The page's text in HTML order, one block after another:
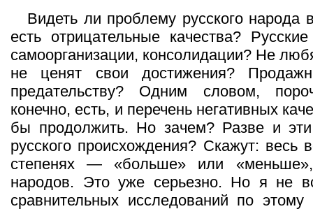
Видеть ли проблему русского народа
есть отрицательные качества?
самоорганизации, консолидации? Не
не ценят свои достижения?
предательству? Одним словом,
конечно, есть, и перечень негативных
бы продолжить. Но зачем? Разве и эти
русского происхождения? Скажут: весь
степенях — «больше» или
народов. Это уже серьезно. Но я не
сравнительных исследований по этому